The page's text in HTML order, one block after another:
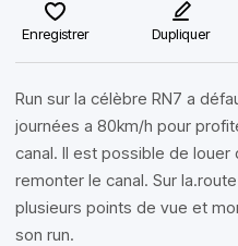
Enregistrer Dupliquer
Run sur la célèbre RN7 a
journées a 80km/h pour
canal. Il est possible de
remonter le canal. Sur
plusieurs points de vue et
son run.